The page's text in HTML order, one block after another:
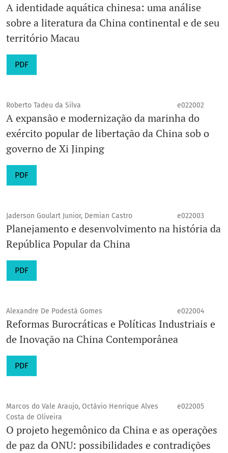
A identidade aquática chinesa: uma análise
sobre a literatura da China continental e de seu
território Macau
PDF
Roberto Tadeu da Silva e022002
A expansão e modernização da marinha do
exército popular de libertação da China sob o
governo de Xi Jinping
PDF
Jaderson Goulart Junior, Demian Castro e022003
Planejamento e desenvolvimento na história da
República Popular da China
PDF
Alexandre De Podestá Gomes e022004
Reformas Burocráticas e Políticas Industriais e
de Inovação na China Contemporânea
PDF
Marcos do Vale Araujo, Octávio Henrique Alves
Costa de Oliveira
e022005
O projeto hegemônico da China e as operações
de paz da ONU: possibilidades e contradições